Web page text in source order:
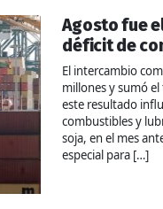
Agosto fue
déficit de
El intercambio
millones y sumó
este resultado
combustibles y
soja, en el mes
especial para […]